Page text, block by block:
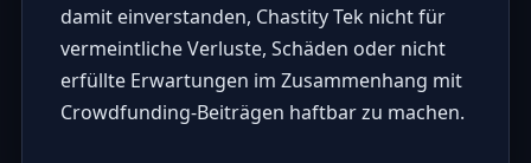
damit einverstanden, Chastity Tek nicht für
vermeintliche Verluste, Schäden oder nicht
erfüllte Erwartungen im Zusammenhang mit
Crowdfunding-Beiträgen haftbar zu machen.